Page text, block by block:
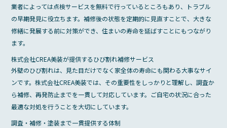
業者によっては点検サービスを無料で行っているところもあり、トラブル
の早期発見に役立ちます。補修後の状態を定期的に見直すことで、大きな
修繕に発展する前に対策ができ、住まいの寿命を延ばすことにもつながり
ます。
株式会社CREA美装が提供するひび割れ補修サービス
外壁のひび割れは、見た目だけでなく家全体の寿命にも関わる大事なサイ
ンです。株式会社CREA美装では、その重要性をしっかりと理解し、調査か
ら補修、再発防止までを一貫して対応しています。ご自宅の状況に合った
最適な対処を行うことを大切にしています。
調査・補修・塗装まで一貫提供する体制